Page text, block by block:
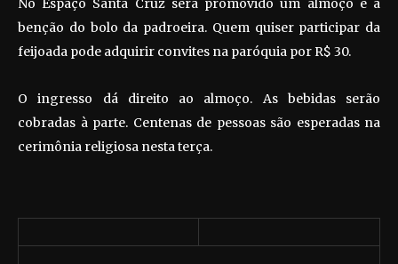
No Espaço Santa Cruz será promovido um almoço e a
benção do bolo da padroeira. Quem quiser participar da
feijoada pode adquirir convites na paróquia por R$ 30.
O ingresso dá direito ao almoço. As bebidas serão
cobradas à parte. Centenas de pessoas são esperadas na
cerimônia religiosa nesta terça.